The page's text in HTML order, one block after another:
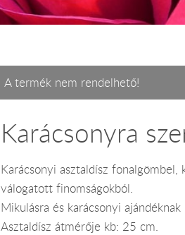
A termék nem rendelhető!
Karácsonyra
Karácsonyi asztaldísz fonalgömbel,
válogatott finomságokból.
Mikulásra és karácsonyi
Asztaldísz átmérője kb: 25 cm.